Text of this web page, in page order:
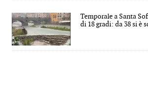
Temporale a Santa
di 18 gradi: da 38 si è